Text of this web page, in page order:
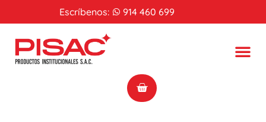
Escríbenos: 914 460 699